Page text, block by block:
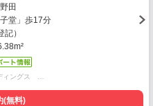
田
堂」歩17分
記）
ィングス …
(無料)